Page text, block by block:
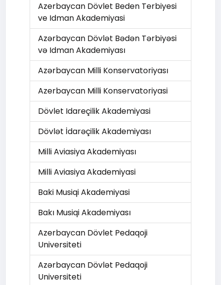
Azerbaycan Dövlet Beden Terbiyesi
ve Idman Akademiyasi
Azərbaycan Dövlət Bədən Tərbiyəsi
və Idman Akademiyası
Azərbaycan Milli Konservatoriyası
Azerbaycan Milli Konservatoriyasi
Dövlet Idareçilik Akademiyasi
Dövlət İdarəçilik Akademiyası
Milli Aviasiya Akademiyası
Milli Aviasiya Akademiyasi
Baki Musiqi Akademiyasi
Bakı Musiqi Akademiyası
Azerbaycan Dövlet Pedaqoji
Universiteti
Azərbaycan Dövlət Pedaqoji
Universiteti